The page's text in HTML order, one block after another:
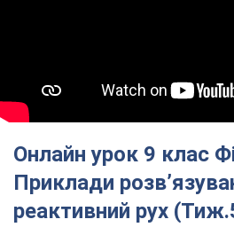
Онлайн урок 9 клас
Приклади
реактивний рух